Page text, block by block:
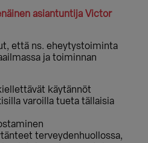
asiantuntija Victor
että ns. eheytystoiminta
ja toiminnan
käytännöt
varoilla tueta tällaisia
terveydenhuollossa,